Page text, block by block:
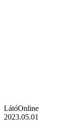
LátóOnline
2023.05.01